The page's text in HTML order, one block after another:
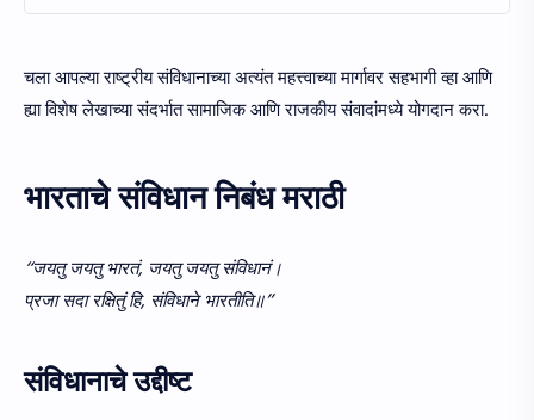
चला आपल्या राष्ट्रीय संविधानाच्या अत्यंत महत्त्वाच्या मार्गावर सहभागी व्हा आणि
ह्या विशेष लेखाच्या संदर्भात सामाजिक आणि राजकीय संवादांमध्ये योगदान करा.
भारताचे संविधान निबंध मराठी
“जयतु जयतु भारतं, जयतु जयतु संविधानं।
प्रजा सदा रक्षितुं हि, संविधाने भारतीति॥”
संविधानाचे उद्दीष्ट